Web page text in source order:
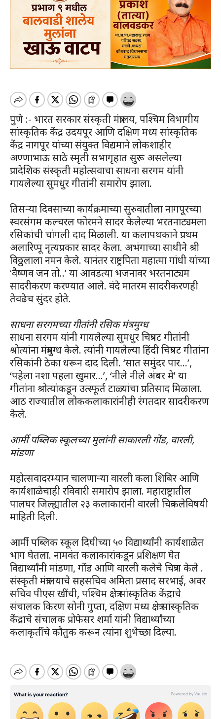
पुणे :- भारत सरकार संस्कृती मंत्रालय, पश्चिम विभागीय
सांस्कृतिक केंद्र उदयपूर आणि दक्षिण मध्य सांस्कृतिक
केंद्र नागपूर यांच्या संयुक्त विद्यमाने लोकशाहीर
अण्णाभाऊ साठे स्मृती सभागृहात सुरू असलेल्या
प्रादेशिक संस्कृती महोत्सवाचा साधना सरगम यांनी
गायलेल्या सुमधुर गीतांनी समारोप झाला.
तिसऱ्या दिवसाच्या कार्यक्रमाच्या सुरुवातीला नागपूरच्या
स्वरसंगम कल्चरल फोरमने सादर केलेल्या भरतनाट्यमला
रसिकांची चांगली दाद मिळाली. या कलापथकाने प्रथम
अलारिप्पू नृत्यप्रकार सादर केला. अभंगाच्या साथीने श्री
विठ्ठलाला नमन केले. यानंतर राष्ट्रपिता महात्मा गांधी यांच्या
‘वैष्णव जन तो..’ या आवडत्या भजनावर भरतनाट्यम
सादरीकरण करण्यात आले. वंदे मातरम सादरीकरणही
तेवढेच सुंदर होते.
साधना सरगमच्या गीतांनी रसिक मंत्रमुग्ध
साधना सरगम यांनी गायलेल्या सुमधुर चित्रपट गीतांनी
श्रोत्यांना मंत्रमुग्ध केले. त्यांनी गायलेल्या हिंदी चित्रपट गीतांना
रसिकांनी ठेका धरून दाद दिली. ‘सात समुंदर पार…’,
‘पहेला नशा पहला खुमार…’, ‘नीले नीले अंबर मे’ या
गीतांना श्रोत्यांकडून उत्स्फूर्त टाळ्यांचा प्रतिसाद मिळाला.
आठ राज्यातील लोककलाकारांनीही रंगतदार सादरीकरण
केले.
आर्मी पब्लिक स्कूलच्या मुलांनी साकारली गोंड, वारली,
मांडणा
महोत्सवादरम्यान चालणाऱ्या वारली कला शिबिर आणि
कार्यशाळेचाही रविवारी समारोप झाला. महाराष्ट्रातील
पालघर जिल्ह्यातील २३ कलाकारांनी वारली चित्रकलेविषयी
माहिती दिली.
आर्मी पब्लिक स्कूल दिघीच्या ५० विद्यार्थ्यांनी कार्यशाळेत
भाग घेतला. नामवंत कलाकारांकडून प्रशिक्षण घेत
विद्यार्थ्यांनी मांडणा, गोंड आणि वारली कलेचे चित्रण केले .
संस्कृती मंत्रालयाचे सहसचिव अमिता प्रसाद सरभाई, अवर
सचिव पीएस खींची, पश्चिम क्षेत्र सांस्कृतिक केंद्राचे
संचालक किरण सोनी गुप्ता, दक्षिण मध्य क्षेत्र सांस्कृतिक
केंद्राचे संचालक प्रोफेसर शर्मा यांनी विद्यार्थ्यांच्या
कलाकृतींचे कौतुक करून त्यांना शुभेच्छा दिल्या.